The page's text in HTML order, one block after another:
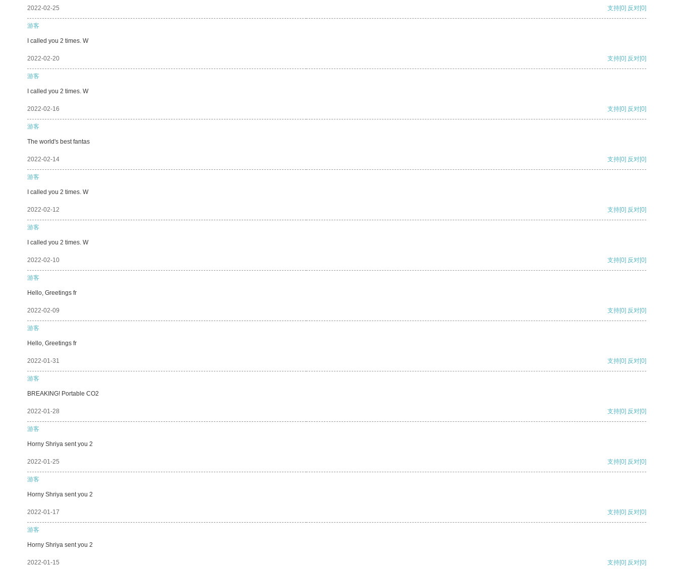
2022-02-25 支持[0] 反对[0]
游客
I called you 2 times. W
2022-02-20 支持[0] 反对[0]
游客
I called you 2 times. W
2022-02-16 支持[0] 反对[0]
游客
The world's best fantas
2022-02-14 支持[0] 反对[0]
游客
I called you 2 times. W
2022-02-12 支持[0] 反对[0]
游客
I called you 2 times. W
2022-02-10 支持[0] 反对[0]
游客
Hello, Greetings fr
2022-02-09 支持[0] 反对[0]
游客
Hello, Greetings fr
2022-01-31 支持[0] 反对[0]
游客
BREAKING! Portable CO2
2022-01-28 支持[0] 反对[0]
游客
Horny Shriya sent you 2
2022-01-25 支持[0] 反对[0]
游客
Horny Shriya sent you 2
2022-01-17 支持[0] 反对[0]
游客
Horny Shriya sent you 2
2022-01-15 支持[0] 反对[0]